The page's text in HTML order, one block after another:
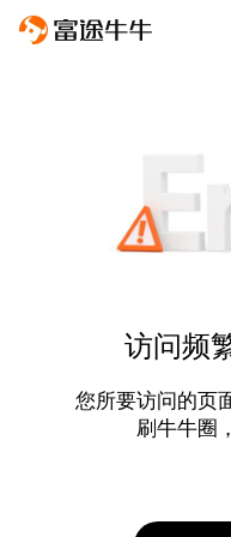
访问频
您所要访问的页
刷牛牛圈